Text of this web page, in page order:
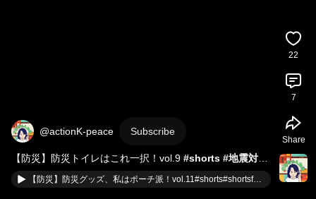
@actionK-peace Subscribe
【防災】防災トイレはこれ一択！vol.9 #shorts #地震対策
#防災 #トイレ #断水 #災害時 #オムツ
【防災】防災グッズ、私はポーチ派！vol.11#shorts#shortsfeed#防災ポーチ#防災グッズ#防災ボトル
22
7
Share